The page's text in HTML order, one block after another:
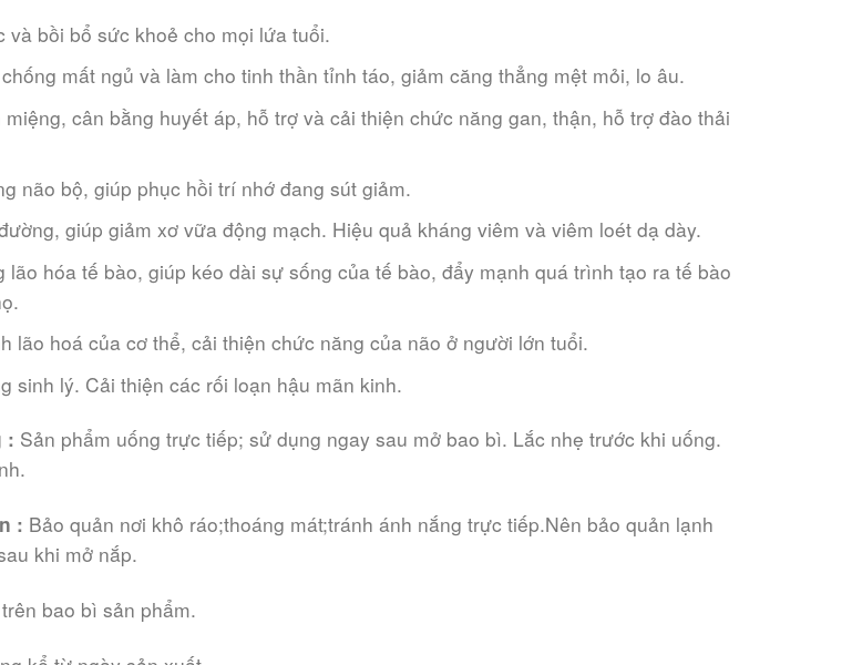
và bồi bổ sức khoẻ cho mọi lứa tuổi.
mất ngủ và làm cho tinh thần tỉnh táo, giảm căng thẳng mệt mỏi, lo âu.
cân bằng huyết áp, hỗ trợ và cải thiện chức năng gan, thận, hỗ trợ đào thải
não bộ, giúp phục hồi trí nhớ đang sút giảm.
giúp giảm xơ vữa động mạch. Hiệu quả kháng viêm và viêm loét dạ dày.
lão hóa tế bào, giúp kéo dài sự sống của tế bào, đẩy mạnh quá trình tạo ra tế bào
lão hoá của cơ thể, cải thiện chức năng của não ở người lớn tuổi.
sinh lý. Cải thiện các rối loạn hậu mãn kinh.
: Sản phẩm uống trực tiếp; sử dụng ngay sau mở bao bì. Lắc nhẹ trước khi uống.
: Bảo quản nơi khô ráo;thoáng mát;tránh ánh nắng trực tiếp.Nên bảo quản lạnh
khi mở nắp.
bao bì sản phẩm.